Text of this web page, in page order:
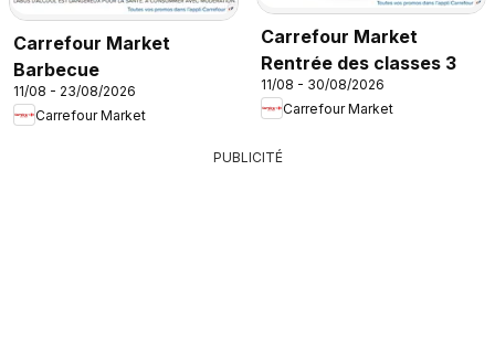
Carrefour Market
Barbecue
11/08 - 23/08/2026
Carrefour Market
Carrefour Market
Rentrée des classes 3
11/08 - 30/08/2026
Carrefour Market
PUBLICITÉ